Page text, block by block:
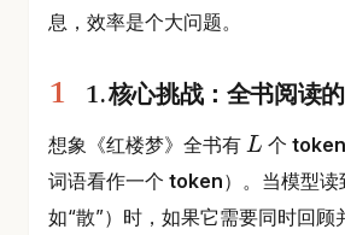
息，效率是个大问题。
1. 核心挑战：全书阅读的
想象《红楼梦》全书有 L
L
个token
词语看作一个 token）。当模型读
L
如“散”）时，如果它需要同时回顾